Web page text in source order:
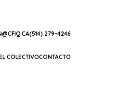
(514) 279-4246
COLECTIVOCONTACTO